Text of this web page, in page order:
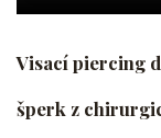
Visací piercing
šperk z